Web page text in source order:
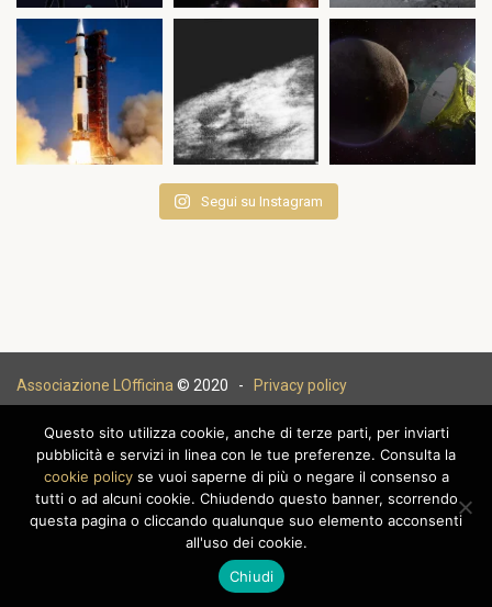
Segui su Instagram
Associazione LOfficina © 2020 - Privacy policy
Questo sito utilizza cookie, anche di terze parti, per inviarti
pubblicità e servizi in linea con le tue preferenze. Consulta la
cookie policyse vuoi saperne di più o negare il consenso a
tutti o ad alcuni cookie. Chiudendo questo banner, scorrendo
questa pagina o cliccando qualunque suo elemento acconsenti
all'uso dei cookie.
Chiudi